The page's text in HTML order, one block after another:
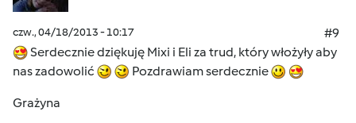
czw., 04/18/2013 - 10:17
#9
Serdecznie dziękuję Mixi i Eli za trud, który włożyły aby
nas zadowolić
Pozdrawiam serdecznie
Grażyna